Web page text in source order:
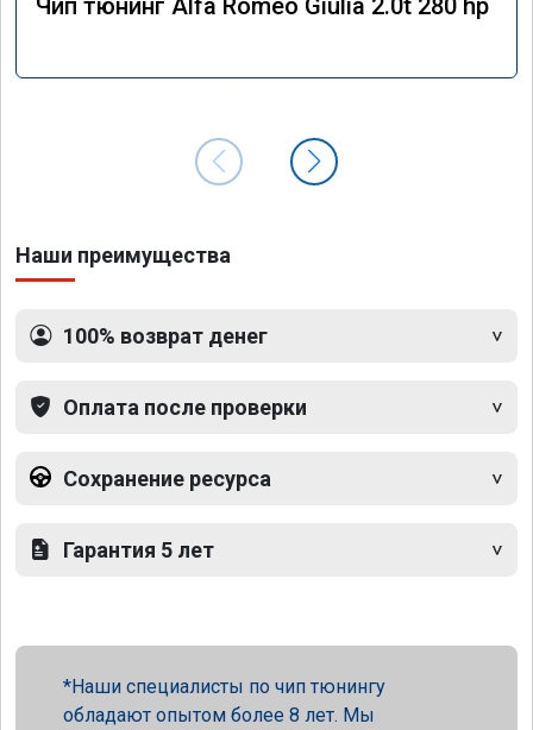
Чип тюнинг Alfa Romeo Giulia 2.0t 280 hp
Наши преимущества
100% возврат денег
Оплата после проверки
Сохранение ресурса
Гарантия 5 лет
Наши специалисты по чип тюнингу
обладают опытом более 8 лет. Мы